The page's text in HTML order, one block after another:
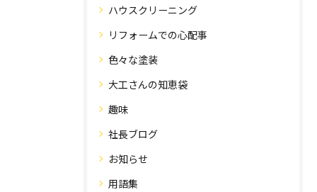
ハウスクリーニング
リフォームでの心配事
色々な塗装
大工さんの知恵袋
趣味
社長ブログ
お知らせ
用語集